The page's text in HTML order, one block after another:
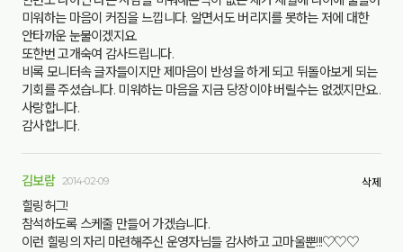
미워하는 마음이 커짐을 느낍니다. 알면서도 버리지를 못하는 저에 대한
안타까운 눈물이겠지요.
또한번 고개숙여 감사드립니다.
비록 모니터속 글자들이지만 제마음이 반성을 하게 되고 뒤돌아보게 되는
기회를 주셨습니다. 미워하는 마음을 지금 당장이야 버릴수는 없겠지만요..
사랑합니다.
감사합니다.
김보람 2014-02-09 삭제
힐링허그!
참석하도록 스케줄 만들어 가겠습니다.
이런 힐링의 자리 마련해주신 운영자님들 감사하고 고마울뿐!!!♡♡♡